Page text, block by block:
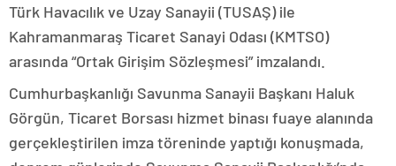
Türk Havacılık ve Uzay Sanayii (TUSAŞ) ile
Kahramanmaraş Ticaret Sanayi Odası (KMTSO)
arasında “Ortak Girişim Sözleşmesi” imzalandı.
Cumhurbaşkanlığı Savunma Sanayii Başkanı Haluk
Görgün, Ticaret Borsası hizmet binası fuaye alanında
gerçekleştirilen imza töreninde yaptığı konuşmada,